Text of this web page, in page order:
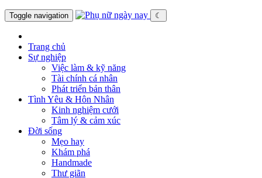
Toggle navigation ☾
Trang chủ
Sự nghiệp
Việc làm & kỹ năng
Tài chính cá nhân
Phát triển bản thân
Tình Yêu & Hôn Nhân
Kinh nghiệm cưới
Tâm lý & cảm xúc
Đời sống
Mẹo hay
Khám phá
Handmade
Thư giãn